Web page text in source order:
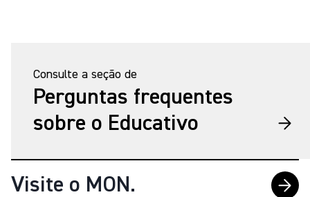
Consulte a seção de
Perguntas frequentes
sobre o Educativo
Visite o MON.